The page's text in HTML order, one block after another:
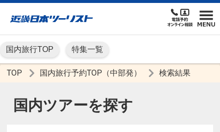
国内旅行TOP 特集一覧
TOP 国内旅行予約TOP（中部発） 検索結果
国内ツアーを探す